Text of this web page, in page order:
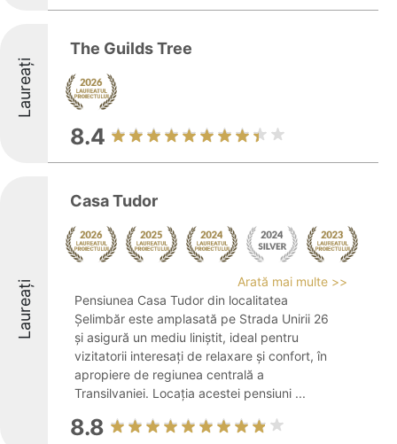
Laureați
The Guilds Tree
8.4
Laureați
Casa Tudor
Arată mai multe >>
Pensiunea Casa Tudor din localitatea
Șelimbăr este amplasată pe Strada Unirii 26
și asigură un mediu liniștit, ideal pentru
vizitatorii interesați de relaxare și confort, în
apropiere de regiunea centrală a
Transilvaniei. Locația acestei pensiuni ...
8.8